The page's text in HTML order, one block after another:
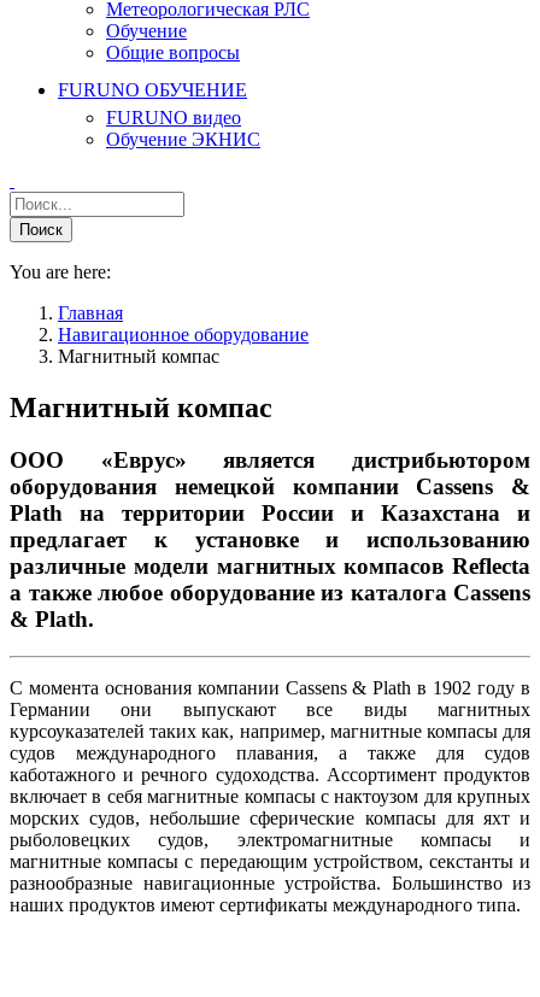
Метеорологическая РЛС
Обучение
Общие вопросы
FURUNO ОБУЧЕНИЕ
FURUNO видео
Обучение ЭКНИС
You are here:
Главная
Навигационное оборудование
Магнитный компас
Магнитный компас
ООО «Еврус» является дистрибьютором
оборудования немецкой компании Cassens &
Plath на территории России и Казахстана и
предлагает к установке и использованию
различные модели магнитных компасов Reflecta
а также любое оборудование из каталога Cassens
& Plath.
С момента основания компании Cassens & Plath в 1902 году в
Германии они выпускают все виды магнитных
курсоуказателей таких как, например, магнитные компасы для
судов международного плавания, а также для судов
каботажного и речного судоходства. Ассортимент продуктов
включает в себя магнитные компасы с нактоузом для крупных
морских судов, небольшие сферические компасы для яхт и
рыболовецких судов, электромагнитные компасы и
магнитные компасы с передающим устройством, секстанты и
разнообразные навигационные устройства. Большинство из
наших продуктов имеют сертификаты международного типа.